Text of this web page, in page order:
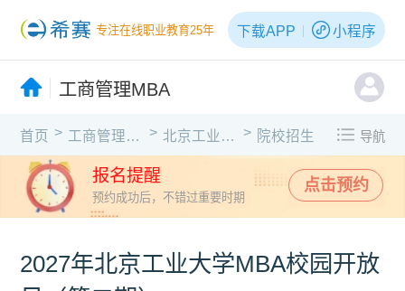
专注在线职业教育25年 下载APP 小程序
工商管理MBA
首页 > 工商管理MBA > 北京工业大学 > 院校招生 导航
报名提醒
预约成功后，不错过重要时期
点击预约
2027年北京工业大学MBA校园开放